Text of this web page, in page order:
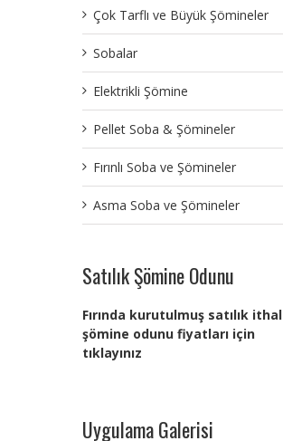
Çok Tarflı ve Büyük Şömineler
Sobalar
Elektrikli Şömine
Pellet Soba & Şömineler
Fırınlı Soba ve Şömineler
Asma Soba ve Şömineler
Satılık Şömine Odunu
Fırında kurutulmuş satılık ithal
şömine odunu fiyatları için
tıklayınız
Uygulama Galerisi